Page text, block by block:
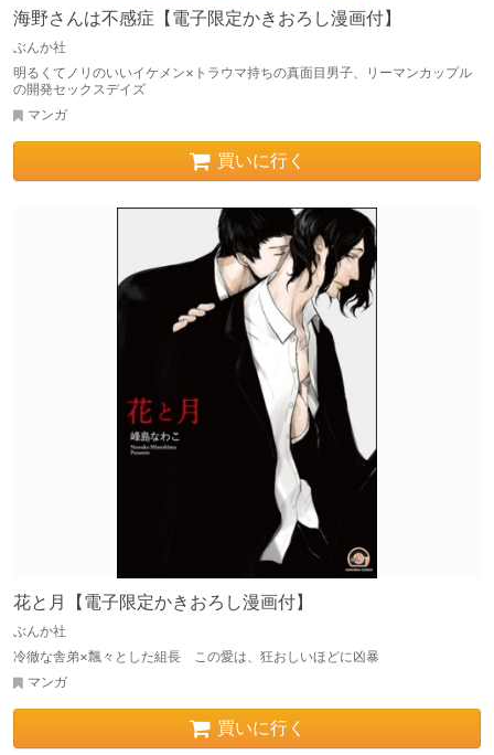
海野さんは不感症【電子限定かきおろし漫画付】
ぶんか社
明るくてノリのいいイケメン×トラウマ持ちの真面目男子、リーマンカップル
の開発セックスデイズ
マンガ
買いに行く
花と月【電子限定かきおろし漫画付】
ぶんか社
冷徹な舎弟×飄々とした組長 この愛は、狂おしいほどに凶暴
マンガ
買いに行く